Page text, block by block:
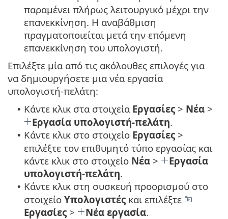
παραμένει πλήρως λειτουργικό μέχρι την
επανεκκίνηση. Η αναβάθμιση
πραγματοποιείται μετά την επόμενη
επανεκκίνηση του υπολογιστή.
Επιλέξτε μία από τις ακόλουθες επιλογές για
να δημιουργήσετε μια νέα εργασία
υπολογιστή-πελάτη:
• Κάντε κλικ στα στοιχεία Εργασίες > Νέα >
Εργασία υπολογιστή-πελάτη.
• Κάντε κλικ στο στοιχείο Εργασίες >
επιλέξτε τον επιθυμητό τύπο εργασίας και
κάντε κλικ στο στοιχείο Νέα >
Εργασία
υπολογιστή-πελάτη.
• Κάντε κλικ στη συσκευή προορισμού στο
στοιχείο Υπολογιστές και επιλέξτε
Εργασίες > Νέα εργασία.